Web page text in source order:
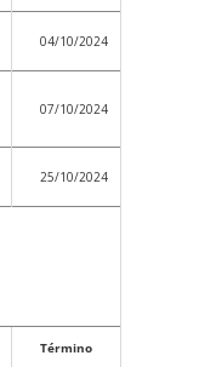
04/10/2024
07/10/2024
25/10/2024
Término